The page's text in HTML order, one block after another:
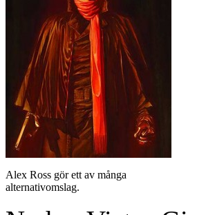
Alex Ross gör ett av många
alternativomslag.